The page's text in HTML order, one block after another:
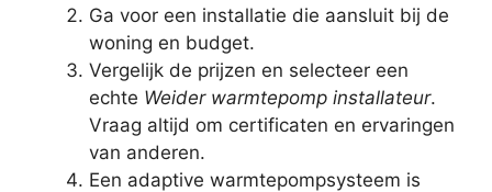
Ga voor een installatie die aansluit bij de
woning en budget.
Vergelijk de prijzen en selecteer een
echte Weider warmtepomp installateur.
Vraag altijd om certificaten en ervaringen
van anderen.
Een adaptive warmtepompsysteem is